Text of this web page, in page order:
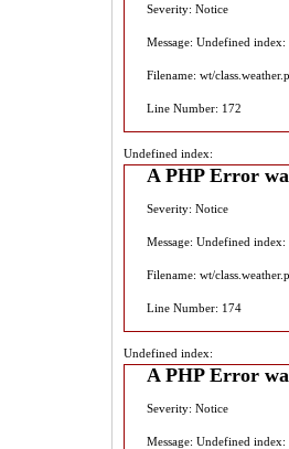
Severity: Notice
Message: Undefined index:
Filename: wt/
Line Number: 172
Undefined index:
A PHP Error
Severity: Notice
Message: Undefined index:
Filename: wt/
Line Number: 174
Undefined index:
A PHP Error
Severity: Notice
Message: Undefined index: